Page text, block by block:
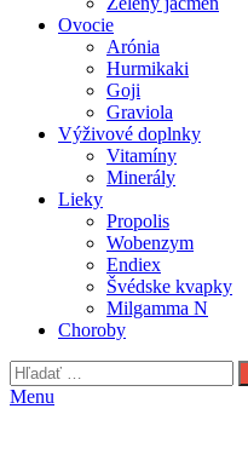
Ovocie
Arónia
Hurmikaki
Goji
Graviola
Výživové doplnky
Vitamíny
Minerály
Lieky
Propolis
Wobenzym
Endiex
Švédske kvapky
Milgamma N
Choroby
Hľadať:
Menu